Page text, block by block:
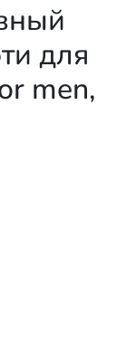
для
men,